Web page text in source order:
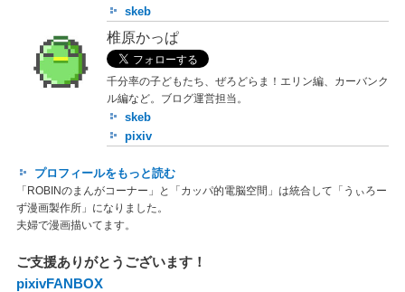
skeb
椎原かっぱ
千分率の子どもたち、ぜろどらま！エリン編、カーバンク
ル編など。ブログ運営担当。
skeb
pixiv
プロフィールをもっと読む
「ROBINのまんがコーナー」と「カッパ的電脳空間」は統合して「うぃろー
ず漫画製作所」になりました。
夫婦で漫画描いてます。
ご支援ありがとうございます！
pixivFANBOX